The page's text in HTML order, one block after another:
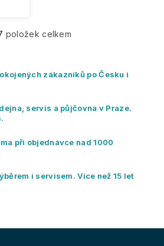
O
á
c
r
v
y
s
položek celkem
zákazníků po Česku i
servis a půjčovna v Praze.
při objednávce nad 1000
i servisem. Více než 15 let